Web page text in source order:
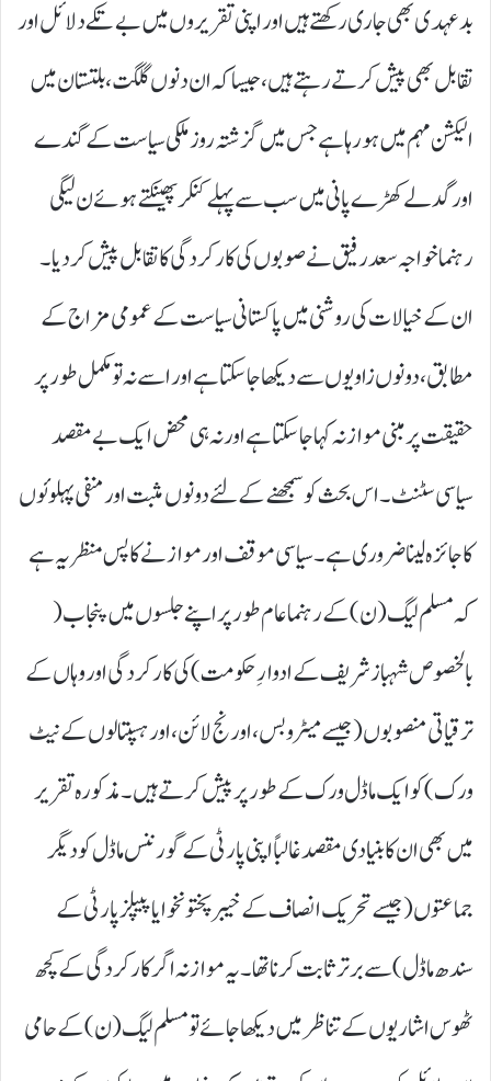
بدعہدی بھی جاری رکھتے ہیں اور اپنی تقریروں میں بے تکے دلائل اور
تقابل بھی پیش کرتے رہتے ہیں، جیسا کہ ان دنوں گلگت، بلتستان میں
الیکشن مہم میں ہو رہا ہے جس میں گزشتہ روز ملکی سیاست کے گندے
اور گدلے کھڑے پانی میں سب سے پہلے کنکر پھینکتے ہوئے ن لیگی
رہنما خواجہ سعد رفیق نے صوبوں کی کارکردگی کا تقابل پیش کر دیا۔
ان کے خیالات کی روشنی میں پاکستانی سیاست کے عمومی مزاج کے
مطابق، دونوں زاویوں سے دیکھا جا سکتا ہے اور اسے نہ تو مکمل طور پر
حقیقت پر مبنی موازنہ کہا جا سکتا ہے اور نہ ہی محض ایک بے مقصد
سیاسی سٹنٹ۔ اس بحث کو سمجھنے کے لئے دونوں مثبت اور منفی پہلوئوں
کا جائزہ لینا ضروری ہے۔ سیاسی موقف اور موازنے کا پس منظر یہ ہے
کہ مسلم لیگ ( ن) کے رہنما عام طور پر اپنے جلسوں میں پنجاب (
بالخصوص شہباز شریف کے ادوارِ حکومت) کی کارکردگی اور وہاں کے
ترقیاتی منصوبوں ( جیسے میٹرو بس، اورنج لائن، اور ہسپتالوں کے نیٹ
ورک) کو ایک ماڈل ورک کے طور پر پیش کرتے ہیں۔ مذکورہ تقریر
میں بھی ان کا بنیادی مقصد غالباً اپنی پارٹی کے گورننس ماڈل کو دیگر
جماعتوں ( جیسے تحریک انصاف کے خیبر پختونخوا یا پیپلز پارٹی کے
سندھ ماڈل) سے برتر ثابت کرنا تھا۔ یہ موازنہ اگر کارکردگی کے کچھ
ٹھوس اشاریوں کے تناظر میں دیکھا جائے تو مسلم لیگ ( ن) کے حامی